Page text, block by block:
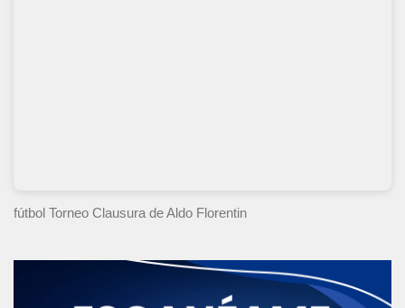
fútbol Torneo Clausura de Aldo Florentin